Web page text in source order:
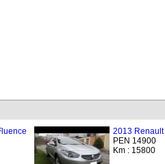
2013 Renault
PEN 14900
Km : 15800